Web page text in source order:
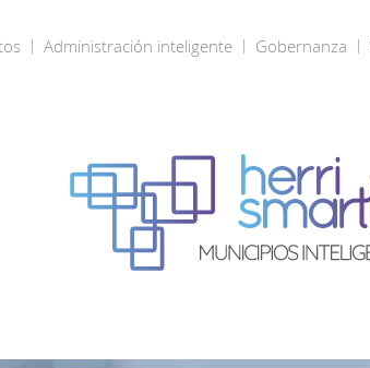
Administración inteligente Gobernanza